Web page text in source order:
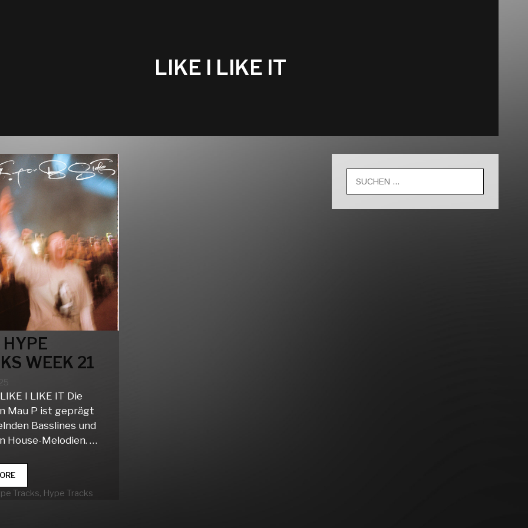
LIKE I LIKE IT
WEEK 21
I LIKE IT Die
Mau P ist geprägt
Basslines und
House-Melodien. …
CLUB
HYPE
TRACKS
Tracks, Hype Tracks
nach: